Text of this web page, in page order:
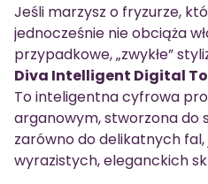
Jeśli marzysz o fryzurze,
jednocześnie nie obciąża
przypadkowe, „zwykłe”
Diva Intelligent Digital
To inteligentna cyfrowa
arganowym, stworzona do
zarówno do delikatnych fal,
wyrazistych, eleganckich